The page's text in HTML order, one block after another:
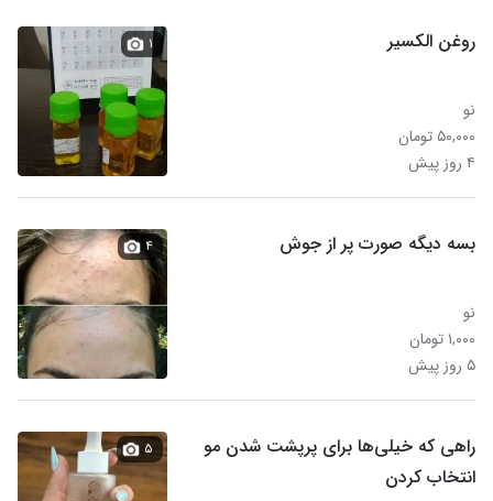
روغن الکسیر
نو
۵۰,۰۰۰ تومان
۴ روز پیش
۱
بسه دیگه صورت پر از جوش
نو
۱,۰۰۰ تومان
۵ روز پیش
۴
راهی که خیلی‌ها برای پرپشت شدن مو
انتخاب کردن
۵